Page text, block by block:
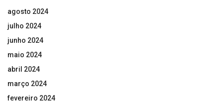
agosto 2024
julho 2024
junho 2024
maio 2024
abril 2024
março 2024
fevereiro 2024